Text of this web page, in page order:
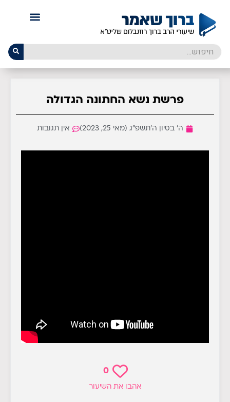
פרשת נשא החתונה הגדולה
ה׳ בסיון ה׳תשפ״ג (מאי 25, 2023) אין תגובות
0
אהבו את השיעור